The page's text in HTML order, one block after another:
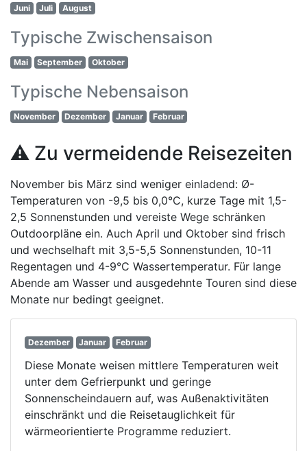
Juni Juli August
Typische Zwischensaison
Mai September Oktober
Typische Nebensaison
November Dezember Januar Februar
⚠️ Zu vermeidende Reisezeiten
November bis März sind weniger einladend: Ø-
Temperaturen von -9,5 bis 0,0°C, kurze Tage mit 1,5-
2,5 Sonnenstunden und vereiste Wege schränken
Outdoorpläne ein. Auch April und Oktober sind frisch
und wechselhaft mit 3,5-5,5 Sonnenstunden, 10-11
Regentagen und 4-9°C Wassertemperatur. Für lange
Abende am Wasser und ausgedehnte Touren sind diese
Monate nur bedingt geeignet.
Dezember Januar Februar
Diese Monate weisen mittlere Temperaturen weit
unter dem Gefrierpunkt und geringe
Sonnenscheindauern auf, was Außenaktivitäten
einschränkt und die Reisetauglichkeit für
wärmeorientierte Programme reduziert.